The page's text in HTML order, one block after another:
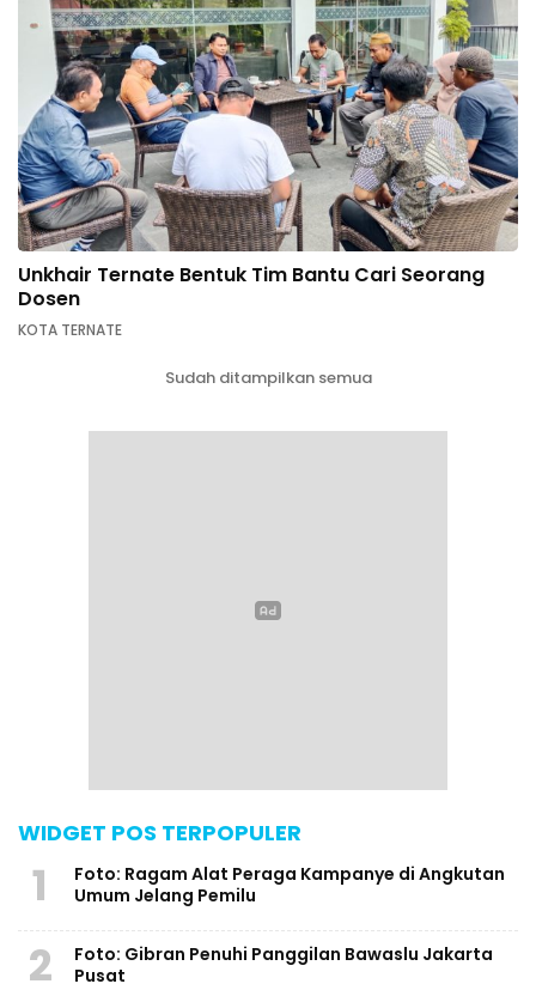
Unkhair Ternate Bentuk Tim Bantu Cari Seorang
Dosen
KOTA TERNATE
Sudah ditampilkan semua
WIDGET POS TERPOPULER
1
Foto: Ragam Alat Peraga Kampanye di Angkutan
Umum Jelang Pemilu
2
Foto: Gibran Penuhi Panggilan Bawaslu Jakarta
Pusat